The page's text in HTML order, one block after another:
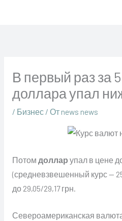
В первый раз за
доллара упал
/ Бизнес/ От news news
Потом доллар упал в цене
(средневзвешенный курс —
до 29,05/29,17 грн.
Североамериканская